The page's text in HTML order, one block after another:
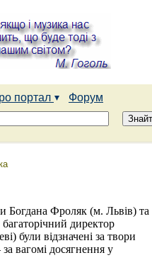
портал
Форум
Богдана Фроляк (м. Львів) та
директор
були відзначені за твори
вагомі досягнення у